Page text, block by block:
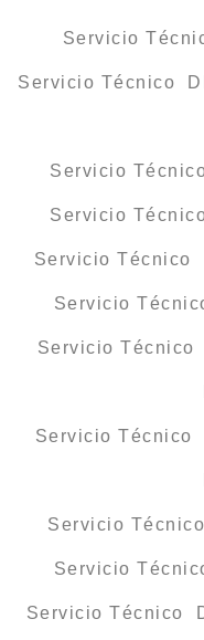
Servicio
Servicio Técnico
Servicio
Servicio
Servicio Técnico
Servicio
Servicio Técnico
Servicio Técnico
Servicio
Servicio
Servicio Técnico